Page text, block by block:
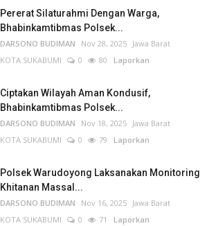
Pererat Silaturahmi Dengan Warga,
Bhabinkamtibmas Polsek...
DARSONO BUDIMAN Nov 28, 2025 Jawa Barat
KOTA SUKABUMI
0 80 Laporkan
Ciptakan Wilayah Aman Kondusif,
Bhabinkamtibmas Polsek...
DARSONO BUDIMAN Nov 18, 2025 Jawa Barat
KOTA SUKABUMI
0 79 Laporkan
Polsek Warudoyong Laksanakan Monitoring
Khitanan Massal...
DARSONO BUDIMAN Nov 16, 2025 Jawa Barat
KOTA SUKABUMI
0 71 Laporkan